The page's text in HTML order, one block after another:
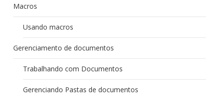
Macros
Usando macros
Gerenciamento de documentos
Trabalhando com Documentos
Gerenciando Pastas de documentos